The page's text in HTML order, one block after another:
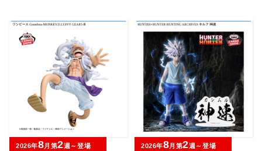
2026年8月第2週～登場 2026年8月第2週～登場